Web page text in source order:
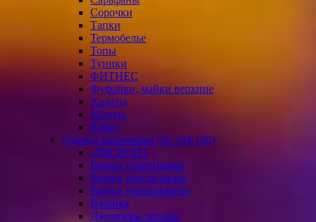
Сорочки
Тапки
Термобелье
Топы
Туники
ФИТНЕС
Фуфайки, майки верхние
Халаты
Шорты
Юбки
Одежда мальчикам (92-134,140)
.ДИСКОНТ
Брюки спортивные
Брюки текстильные
Брюки трикотажные
Вязанка
Джемперы теплые